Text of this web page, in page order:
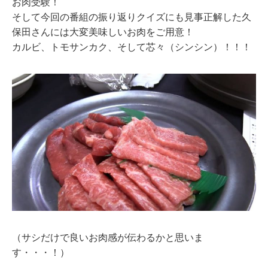
お肉受験！
そして今回の番組の振り返りクイズにも見事正解した久
保田さんには大変美味しいお肉をご用意！
カルビ、トモサンカク、そして芯々（シンシン）！！！
（サシだけで良いお肉感が伝わるかと思いま
す・・・！）